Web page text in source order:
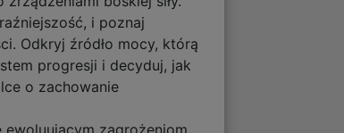
i poznaj
Odkryj źródło mocy, którą
progresji i decyduj, jak
o zachowanie